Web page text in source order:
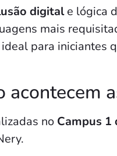
digitale lógica
mais
para iniciantes
acontecem
no Campus 1